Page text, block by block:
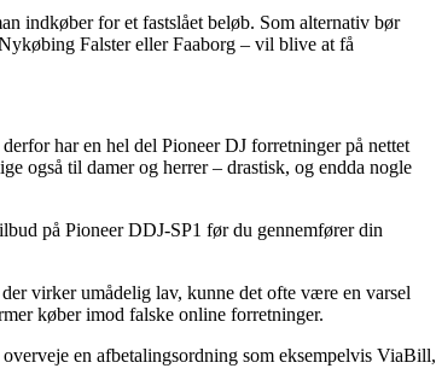
indkøber for et fastslået beløb. Som alternativ bør
Falster eller Faaborg – vil blive at få
har en hel del Pioneer DJ forretninger på nettet
også til damer og herrer – drastisk, og endda nogle
på Pioneer DDJ-SP1 før du gennemfører din
virker umådelig lav, kunne det ofte være en varsel
køber imod falske online forretninger.
en afbetalingsordning som eksempelvis ViaBill,